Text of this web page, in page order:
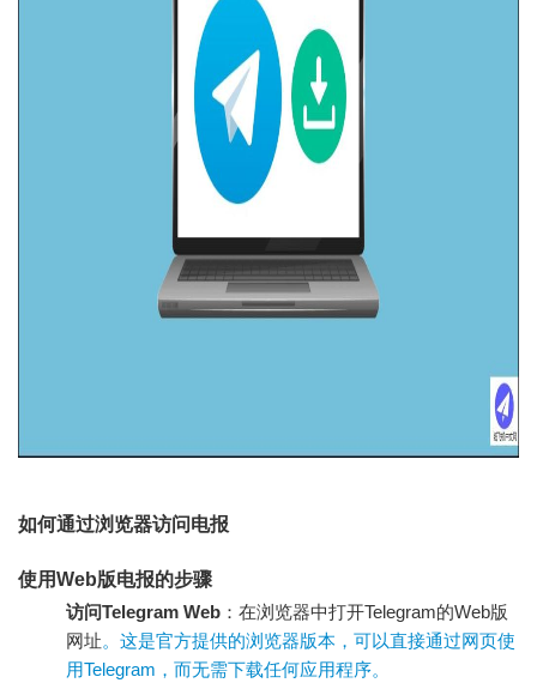
如何通过浏览器访问电报
使用Web版电报的步骤
访问Telegram Web ：在浏览器中打开Telegram的Web版
网址。这是官方提供的浏览器版本，可以直接通过网页使
用Telegram，而无需下载任何应用程序。